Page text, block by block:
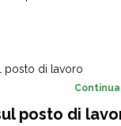
posto di